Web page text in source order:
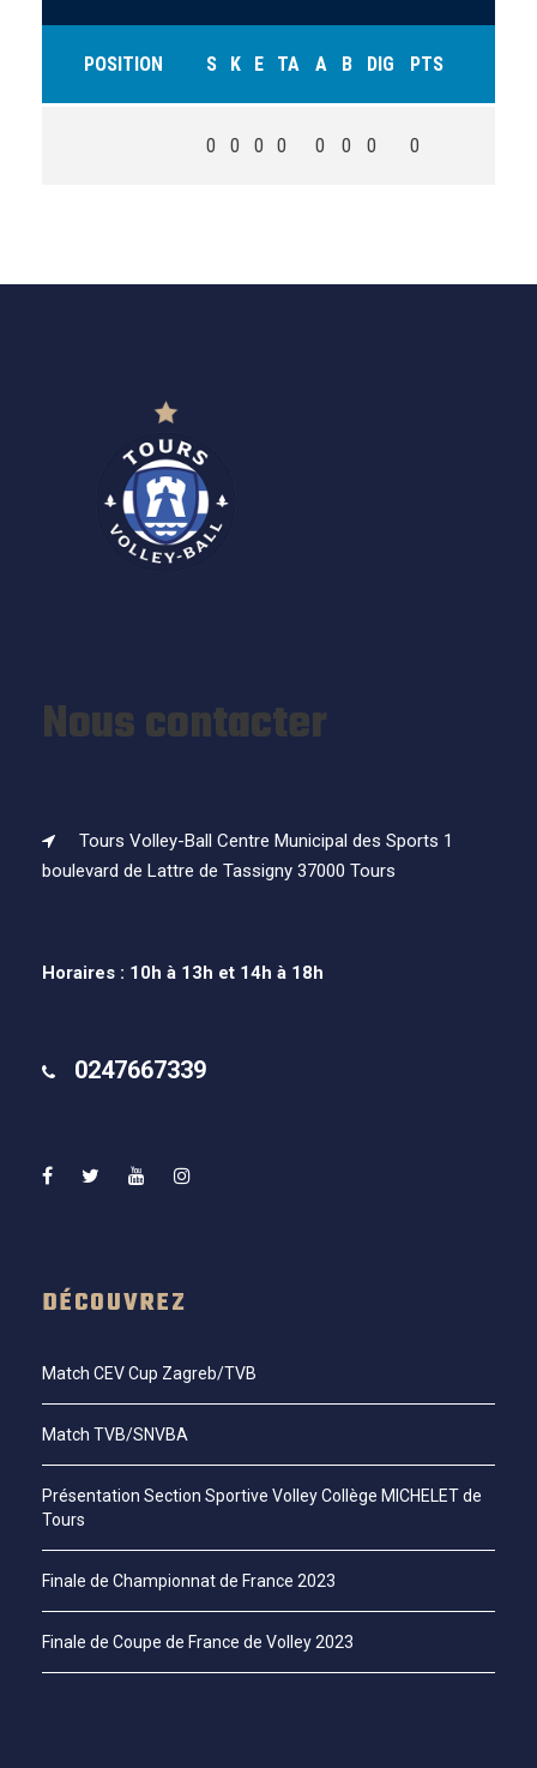
POSITION S K E TA A B DIG PTS
0 0 0 0 0 0 0 0
Nous contacter
Tours Volley-Ball Centre Municipal des Sports 1
boulevard de Lattre de Tassigny 37000 Tours
Horaires : 10h à 13h et 14h à 18h
0247667339
DÉCOUVREZ
Match CEV Cup Zagreb/TVB
Match TVB/SNVBA
Présentation Section Sportive Volley Collège MICHELET de
Tours
Finale de Championnat de France 2023
Finale de Coupe de France de Volley 2023